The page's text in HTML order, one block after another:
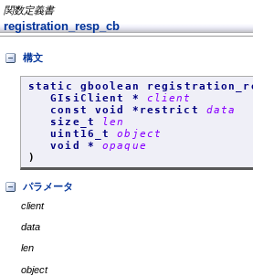
関数定義書
registration_resp_cb
構文
static gboolean
GIsiClient * client
const void *restrict data
size_t
len
uint16_tobject
void *opaque
)
パラメータ
client
data
len
object